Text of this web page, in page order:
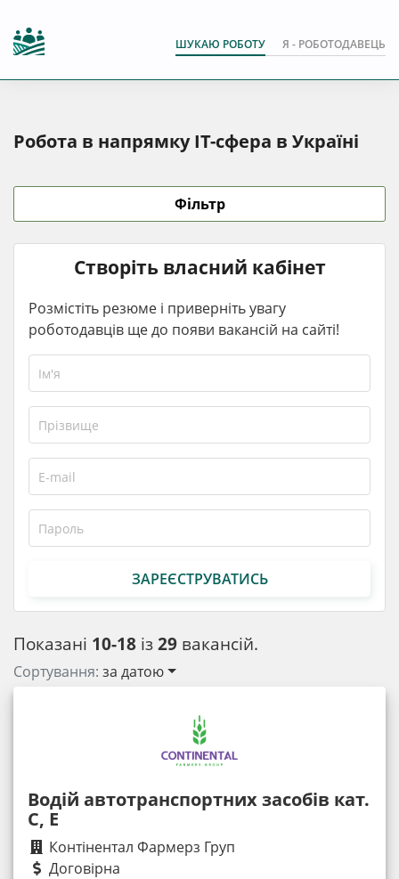
ШУКАЮ РОБОТУ Я - РОБОТОДАВЕЦЬ
Робота в напрямку IT-сфера в Україні
Показані 10-18 із29 вакансій.
Сортування: за датою
Водій автотранспортних засобів кат.
С, Е
Контінентал Фармерз Груп
Договірна
Фільтр
Створіть власний кабінет
Розмістіть резюме і приверніть увагу
роботодавців ще до появи вакансій на сайті!
ЗАРЕЄСТРУВАТИСЬ